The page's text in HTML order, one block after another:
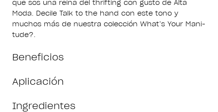
que sos una reina del thrifting con gusto de Alta
Moda. Decile Talk to the hand con este tono y
muchos más de nuestra colección What’s Your Mani-
tude?.
Beneficios
Aplicación
Ingredientes